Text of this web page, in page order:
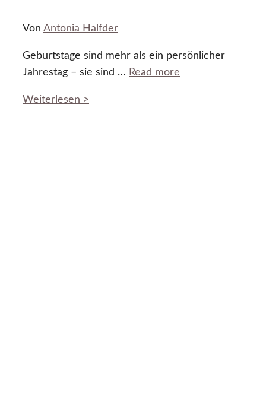
Von Antonia Halfder
Geburtstage sind mehr als ein persönlicher
Jahrestag – sie sind … Read more
Weiterlesen >